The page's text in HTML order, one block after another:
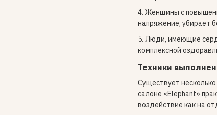
4. Женщины с
напряжение, убирает
5. Люди, имеющие
комплексной
Техники
Существует
салоне «Elephant»
воздействие как на